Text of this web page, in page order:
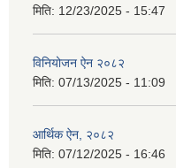
मिति: 12/23/2025 - 15:47
विनियोजन ऐन २०८२
मिति: 07/13/2025 - 11:09
आर्थिक ऐन, २०८२
मिति: 07/12/2025 - 16:46